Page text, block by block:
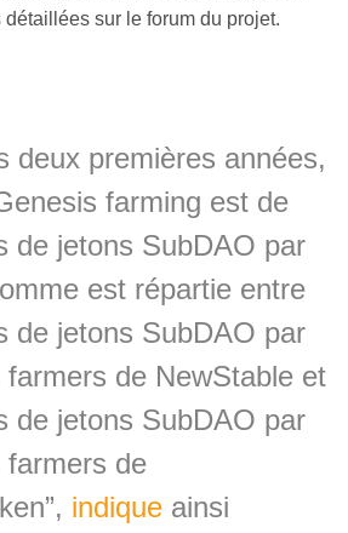
sur le forum du projet.
deux premières années,
farming est de
de jetons SubDAO par
est répartie entre
de jetons SubDAO par
farmers de NewStable et
de jetons SubDAO par
farmers de
indique ainsi